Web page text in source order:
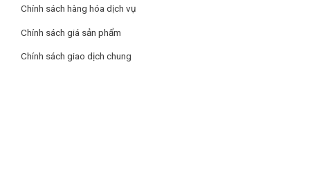
Chính sách hàng hóa dịch vụ
Chính sách giá sản phẩm
Chính sách giao dịch chung